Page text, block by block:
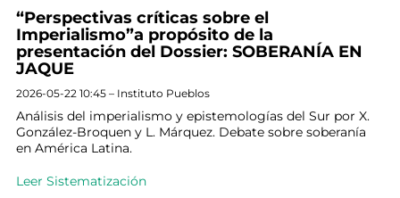
“Perspectivas críticas sobre el
Imperialismo”a propósito de la
presentación del Dossier: SOBERANÍA EN
JAQUE
2026-05-22 10:45 – Instituto Pueblos
Análisis del imperialismo y epistemologías del Sur por X.
González-Broquen y L. Márquez. Debate sobre soberanía
en América Latina.
Leer Sistematización